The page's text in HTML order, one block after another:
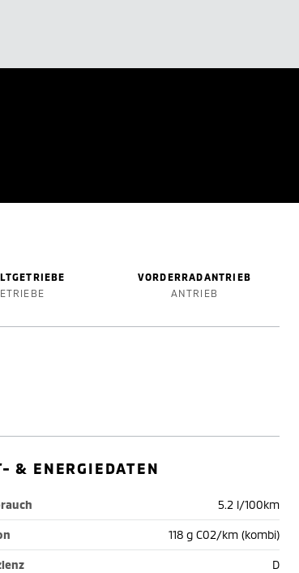
VORDERRADANTRIEB
ANTRIEB
& ENERGIEDATEN
5.2 l/100km
118 g C02/km (kombi)
D